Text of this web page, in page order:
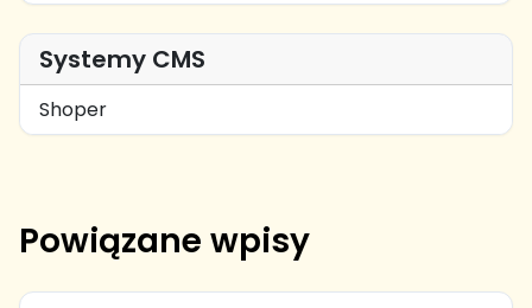
Systemy CMS
Shoper
Powiązane wpisy